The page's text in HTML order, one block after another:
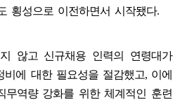
횡성으로 이전하면서 시작됐다.
않고 신규채용 인력의 연령대가
에 대한 필요성을 절감했고, 이에
무역량 강화를 위한 체계적인 훈련